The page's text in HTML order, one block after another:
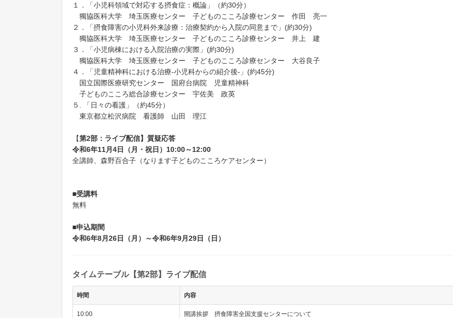
１．「小児科領域で対応する摂食症：概論」（約30分）
獨協医科大学 埼玉医療センター 子どものこころ診療センター 作田 亮一
２．「摂食障害の小児科外来診療：治療契約から入院の同意まで」(約30分)
獨協医科大学 埼玉医療センター 子どものこころ診療センター 井上 建
３．「小児病棟における入院治療の実際」(約30分)
獨協医科大学 埼玉医療センター 子どものこころ診療センター 大谷良子
４．「児童精神科における治療-小児科からの紹介後-」(約45分)
国立国際医療研究センター 国府台病院 児童精神科
子どものこころ総合診療センター 宇佐美 政英
５. 「日々の看護」（約45分）
東京都立松沢病院 看護師 山田 理江
【第2部：ライブ配信】質疑応答
令和6年11月4日（月・祝日）10:00～12:00
全講師、森野百合子（なります子どものこころケアセンター）
■受講料
無料
■申込期間
令和6年8月26日（月）～令和6年9月29日（日）
タイムテーブル【第2部】ライブ配信
時間 内容
10:00 開講挨拶 摂食障害全国支援センターについて